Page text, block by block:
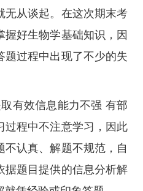
无从谈起。在这次期末考
好生物学基础知识，因
题过程中出现了不少的失
有效信息能力不强 有部
过程中不注意学习，因此
认真、解题不规范，自
据题目提供的信息分析解